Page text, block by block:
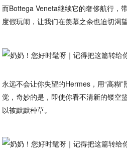
而Bottega Veneta继续它的奢侈航行，
度假玩闹，让我们在羡慕之余也迫切渴
永远不会让你失望的Hermes，用“高糊
觉，奇妙的是，即使你看不清新的镂空
以被默默种草。